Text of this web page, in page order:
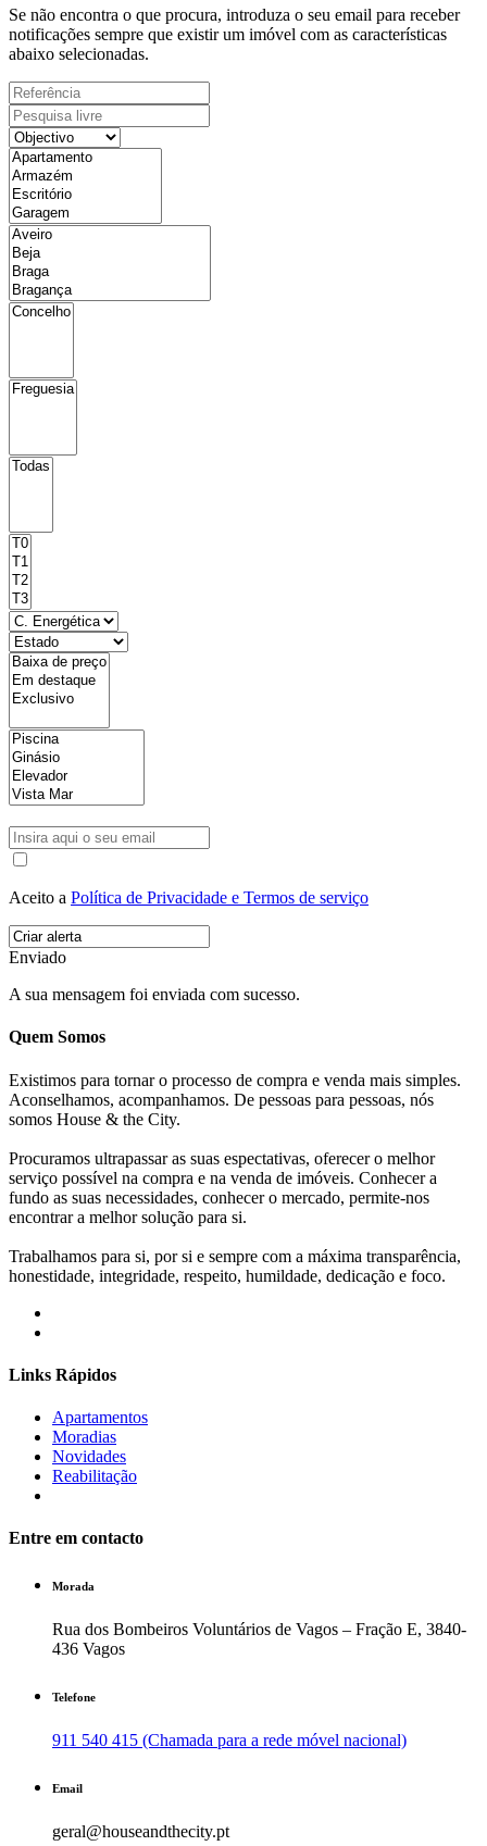
Se não encontra o que procura, introduza o seu email para receber
notificações sempre que existir um imóvel com as características
abaixo selecionadas.
Aceito a Política de Privacidade e Termos de serviço
Enviado
A sua mensagem foi enviada com sucesso.
Quem Somos
Existimos para tornar o processo de compra e venda mais simples.
Aconselhamos, acompanhamos. De pessoas para pessoas, nós
somos House & the City.
Procuramos ultrapassar as suas espectativas, oferecer o melhor
serviço possível na compra e na venda de imóveis. Conhecer a
fundo as suas necessidades, conhecer o mercado, permite-nos
encontrar a melhor solução para si.
Trabalhamos para si, por si e sempre com a máxima transparência,
honestidade, integridade, respeito, humildade, dedicação e foco.
Links Rápidos
Apartamentos
Moradias
Novidades
Reabilitação
Entre em contacto
Morada
Rua dos Bombeiros Voluntários de Vagos – Fração E, 3840-
436 Vagos
Telefone
911 540 415 (Chamada para a rede móvel nacional)
Email
geral@houseandthecity.pt